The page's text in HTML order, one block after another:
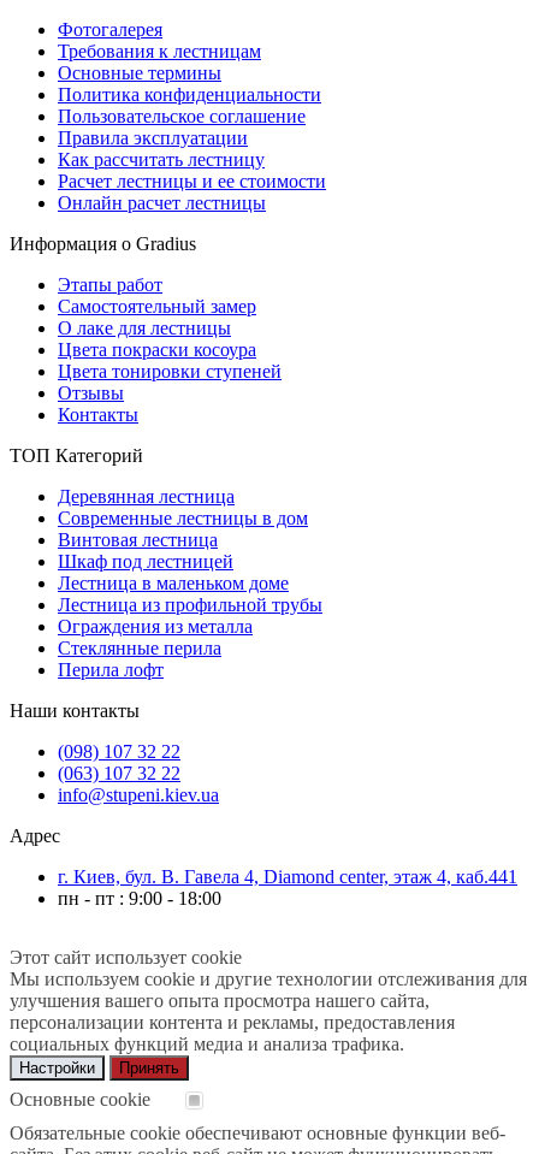
Фотогалерея
Требования к лестницам
Основные термины
Политика конфиденциальности
Пользовательское соглашение
Правила эксплуатации
Как рассчитать лестницу
Расчет лестницы и ее стоимости
Онлайн расчет лестницы
Информация о Gradius
Этапы работ
Самостоятельный замер
О лаке для лестницы
Цвета покраски косоура
Цвета тонировки ступеней
Отзывы
Контакты
ТОП Категорий
Деревянная лестница
Современные лестницы в дом
Винтовая лестница
Шкаф под лестницей
Лестница в маленьком доме
Лестница из профильной трубы
Ограждения из металла
Стеклянные перила
Перила лофт
Наши контакты
(098) 107 32 22
(063) 107 32 22
info@stupeni.kiev.ua
Адрес
г. Киев, бул. В. Гавела 4, Diamond center, этаж 4, каб.441
пн - пт : 9:00 - 18:00
Этот сайт использует cookie
Мы используем cookie и другие технологии отслеживания для
улучшения вашего опыта просмотра нашего сайта,
персонализации контента и рекламы, предоставления
социальных функций медиа и анализа трафика.
Настройки Принять
Основные cookie
Обязательные cookie обеспечивают основные функции веб-